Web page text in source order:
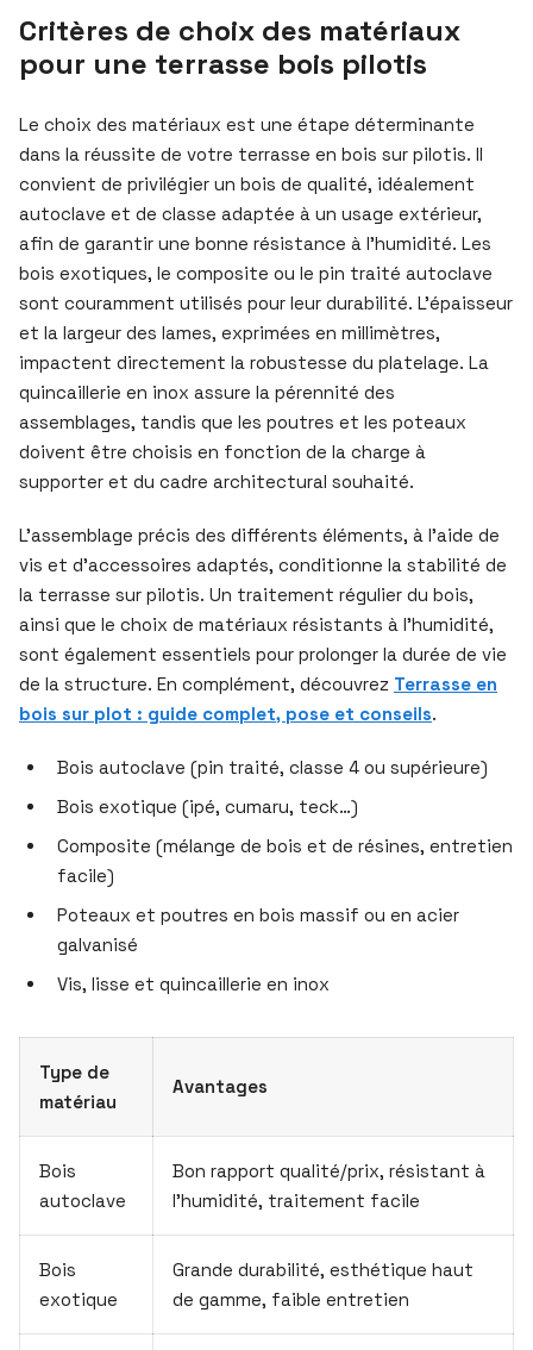
Critères de choix des matériaux
pour une terrasse bois pilotis
Le choix des matériaux est une étape déterminante
dans la réussite de votre terrasse en bois sur pilotis. Il
convient de privilégier un bois de qualité, idéalement
autoclave et de classe adaptée à un usage extérieur,
afin de garantir une bonne résistance à l’humidité. Les
bois exotiques, le composite ou le pin traité autoclave
sont couramment utilisés pour leur durabilité. L’épaisseur
et la largeur des lames, exprimées en millimètres,
impactent directement la robustesse du platelage. La
quincaillerie en inox assure la pérennité des
assemblages, tandis que les poutres et les poteaux
doivent être choisis en fonction de la charge à
supporter et du cadre architectural souhaité.
L’assemblage précis des différents éléments, à l’aide de
vis et d’accessoires adaptés, conditionne la stabilité de
la terrasse sur pilotis. Un traitement régulier du bois,
ainsi que le choix de matériaux résistants à l’humidité,
sont également essentiels pour prolonger la durée de vie
de la structure. En complément, découvrez Terrasse en
bois sur plot : guide complet, pose et conseils.
Bois autoclave (pin traité, classe 4 ou supérieure)
Bois exotique (ipé, cumaru, teck…)
Composite (mélange de bois et de résines, entretien
facile)
Poteaux et poutres en bois massif ou en acier
galvanisé
Vis, lisse et quincaillerie en inox
Type de
matériau
Avantages
Bois
autoclave
Bon rapport qualité/prix, résistant à
l’humidité, traitement facile
Bois
exotique
Grande durabilité, esthétique haut
de gamme, faible entretien